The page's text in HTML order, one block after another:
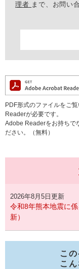
理者 まで、お問い
PDF形式のファイルをご
Readerが必要です。
Adobe Readerをお持ちで
ださい。（無料）
2026年8月5日更新
令和8年熊本地震に
新）
こ
こ